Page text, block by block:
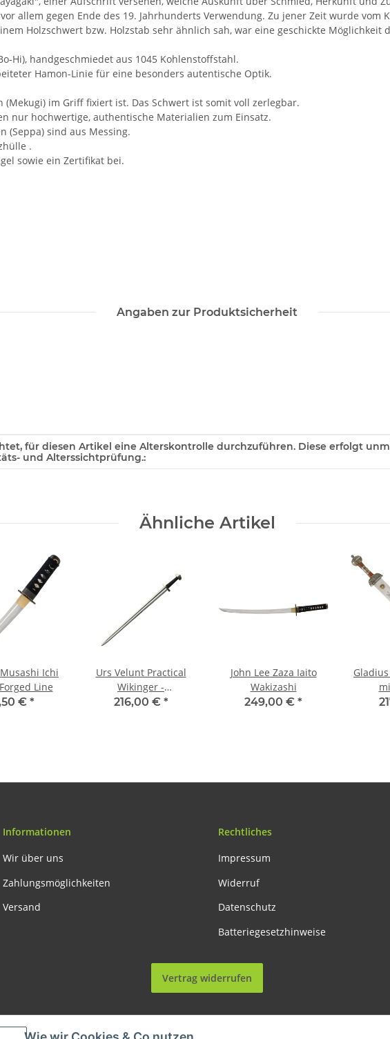
allem gegen Ende des 19. Jahrhunderts Verwendung. Zu jener Zeit wurde vom
Holzschwert bzw. Holzstab sehr ähnlich sah, war eine geschickte Möglichkeit
Hi), handgeschmiedet aus 1045 Kohlenstoffstahl.
Hamon-Linie für eine besonders autentische Optik.
im Griff fixiert ist. Das Schwert ist somit voll zerlegbar.
nur hochwertige, authentische Materialien zum Einsatz.
(Seppa) sind aus Messing.
.
sowie ein Zertifikat bei.
Angaben zur Produktsicherheit
für diesen Artikel eine Alterskontrolle durchzuführen. Diese erfolgt
und Alterssichtprüfung.:
Ähnliche Artikel
Ichi
Line
€ *
Urs Velunt Practical
Wikinger -
Schaukampfschwert
216,00 € *
John Lee Zaza Iaito
Wakizashi
249,00 € *
Informationen
Wir über uns
Zahlungsmöglichkeiten
Versand
Rechtliches
Impressum
Widerruf
Datenschutz
Batteriegesetzhinweise
Vertrag widerrufen